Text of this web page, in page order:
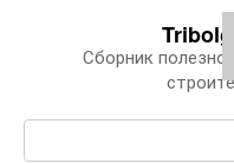
Сборник